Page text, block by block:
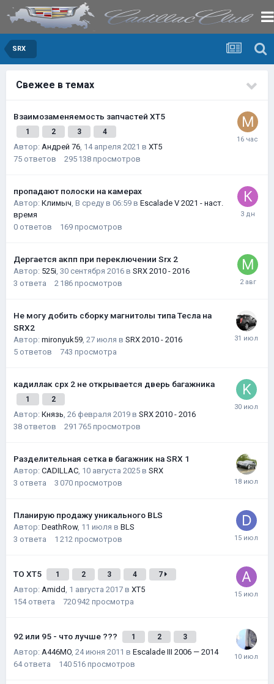
SRX
Свежее в темах
Взаимозаменяемость запчастей XT5
1 2 3 4
Автор: Андрей 76, 14 апреля 2021 в XT5
75 ответов 295 138 просмотров
пропадают полоски на камерах
Автор: Климыч, В среду в 06:59 в Escalade V 2021 - наст.
время
0 ответов 169 просмотров
Дергается акпп при переключении Srx 2
Автор: 525i, 30 сентября 2016 в SRX 2010 - 2016
3 ответа 2 186 просмотров
Не могу добить сборку магнитолы типа Тесла на
SRX2
Автор: mironyuk59, 27 июля в SRX 2010 - 2016
5 ответов 743 просмотра
кадиллак срх 2 не открывается дверь багажника
1 2
Автор: Князь, 26 февраля 2019 в SRX 2010 - 2016
38 ответов 291 765 просмотров
Разделительная сетка в багажник на SRX 1
Автор: CADILLAC, 10 августа 2025 в SRX
3 ответа 3 070 просмотров
Планирую продажу уникального BLS
Автор: DeathRow, 11 июля в BLS
3 ответа 1 212 просмотров
ТО XT5 1 2 3 4 7
Автор: Amidd, 1 августа 2017 в XT5
154 ответа 720 942 просмотра
92 или 95 - что лучше ??? 1 2 3
Автор: A446MO, 24 июня 2011 в Escalade III 2006 — 2014
64 ответа 140 516 просмотров